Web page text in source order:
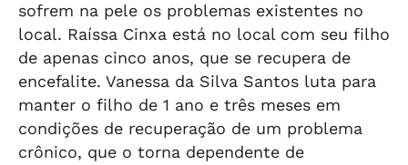
sofrem na pele os problemas existentes no
local. Raíssa Cinxa está no local com seu filho
de apenas cinco anos, que se recupera de
encefalite. Vanessa da Silva Santos luta para
manter o filho de 1 ano e três meses em
condições de recuperação de um problema
crônico, que o torna dependente de